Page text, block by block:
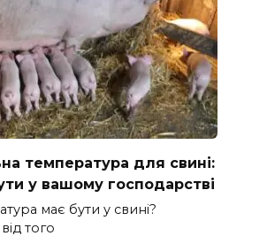
температура для свині:
у вашому господарстві
має бути у свині?
того